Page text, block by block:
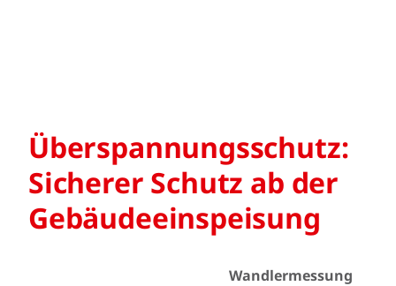
Überspannungsschutz:
Sicherer Schutz ab der
Gebäudeeinspeisung
Wandlermessung